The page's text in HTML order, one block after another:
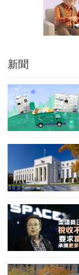
新聞